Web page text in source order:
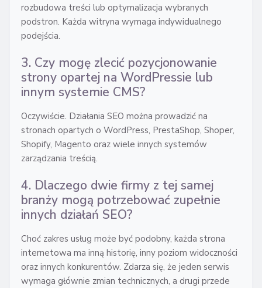
rozbudowa treści lub optymalizacja wybranych
podstron. Każda witryna wymaga indywidualnego
podejścia.
3. Czy mogę zlecić pozycjonowanie
strony opartej na WordPressie lub
innym systemie CMS?
Oczywiście. Działania SEO można prowadzić na
stronach opartych o WordPress, PrestaShop, Shoper,
Shopify, Magento oraz wiele innych systemów
zarządzania treścią.
4. Dlaczego dwie firmy z tej samej
branży mogą potrzebować zupełnie
innych działań SEO?
Choć zakres usług może być podobny, każda strona
internetowa ma inną historię, inny poziom widoczności
oraz innych konkurentów. Zdarza się, że jeden serwis
wymaga głównie zmian technicznych, a drugi przede